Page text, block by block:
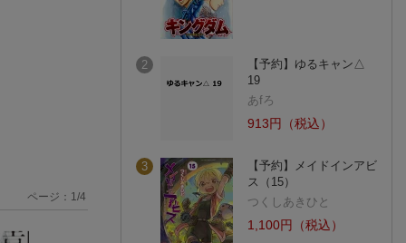
ページ： 1/4
2
【予約】ゆるキャン△
19
あfろ
913円（税込）
3
【予約】メイドインアビ
ス（15）
つくしあきひと
1,100円（税込）